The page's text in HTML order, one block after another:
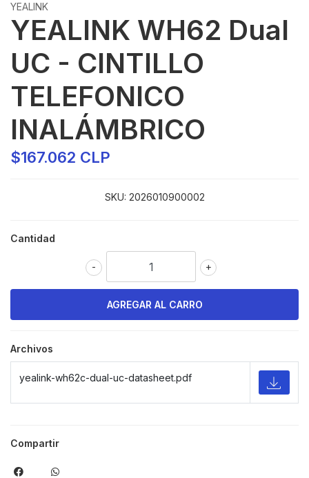
YEALINK
YEALINK WH62 Dual
UC - CINTILLO
TELEFONICO
INALÁMBRICO
$167.062 CLP
SKU: 2026010900002
Cantidad
+
-
Archivos
yealink-wh62c-dual-uc-datasheet.pdf
Compartir